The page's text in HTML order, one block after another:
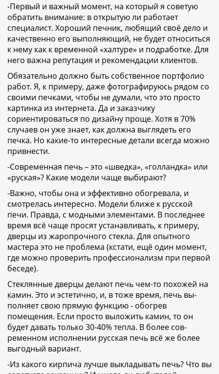
-Первый и важный момент, на который я советую
обратить внимание: в открытую ли работает
специалист. Хороший печник, любящий своё дело и
качественно его выполняющий, не будет относиться
к нему как к временной «халтуре» и подработке. Для
него важна репутация и рекомендации клиентов.
Обязательно должно быть собственное портфолио
работ. Я, к примеру, даже фотографируюсь рядом со
своими печками, чтобы не думали, что это просто
картинка из интернета. Да и заказчику
сориентироваться по дизайну проще. Хотя в 70%
случаев он уже знает, как должна выглядеть его
печка. Но какие-то интересные детали всегда можно
привнести.
-Современная печь – это «шведка», «голландка» или
«руская»? Какие модели чаще выбирают?
-Важно, чтобы она и эффективно обогревала, и
смотрелась интересно. Модели ближе к русской
печи. Правда, с модными элементами. В последнее
время всё чаще просят устанавливать, к примеру,
дверцы из жаропрочного стекла. Для опытного
мастера это не проблема (кстати, ещё один момент,
где можно проверить профессионализм при первой
беседе).
Стеклянные дверцы делают печь чем-то похожей на
камин. Это и эстетично, и, в тоже время, печь вы-
полняет свою прямую функцию - обогрев
помещения. Если просто выложить камин, то он
будет давать только 30-40% тепла. В более сов-
ременном исполнении русская печь всё же более
выгодный вариант.
-Из какого кирпича лучше выкладывать печь? Что вы